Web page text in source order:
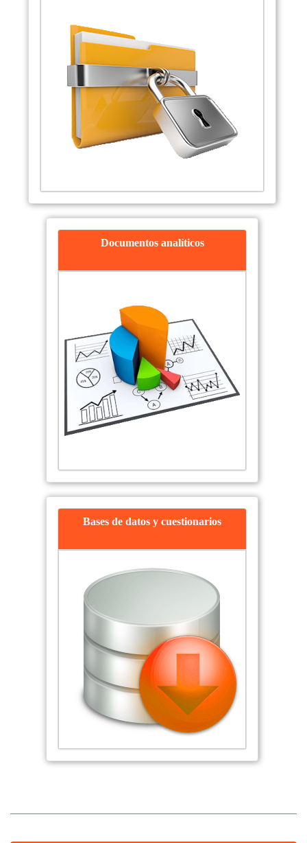
Documentos analíticos
Bases de datos y cuestionarios